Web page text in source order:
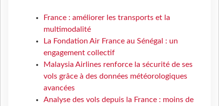
France : améliorer les transports et la
multimodalité
La Fondation Air France au Sénégal : un
engagement collectif
Malaysia Airlines renforce la sécurité de ses
vols grâce à des données météorologiques
avancées
Analyse des vols depuis la France : moins de